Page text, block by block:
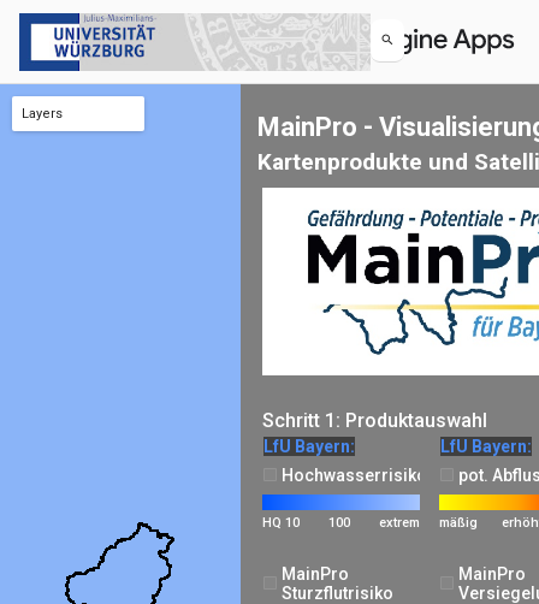
Layers MainPro -
Kartenprodukte und
Schritt 1: Produktauswahl
LfU Bayern:
Hochwasserrisiko
HQ 10 100 extrem
MainPro
Sturzflutrisiko
LfU Bayern:
pot.
mäßig
MainPro